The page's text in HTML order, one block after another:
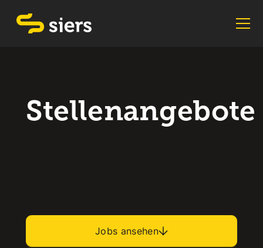
Stellenangebote
Jobs ansehen